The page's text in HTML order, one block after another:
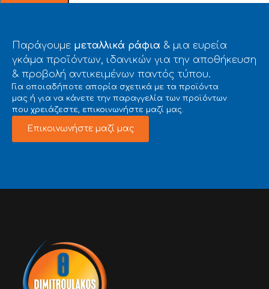
Παράγουμε μεταλλικά ράφια & μια ευρεία
γκάμα προϊόντων, ιδανικών για την αποθήκευση
& προβολή αντικειμένων παντός τύπου.
Για οποιαδήποτε απορία σχετικά με τα προϊόντα
μας ή για να κάνετε την παραγγελία των προϊόντων
που χρειάζεστε, επικοινωνήστε μαζί μας.
Επικοινωνήστε μαζί μας